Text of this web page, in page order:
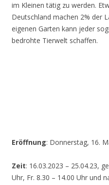
im Kleinen tätig zu werden.
Deutschland machen 2% der
eigenen Garten kann jeder
bedrohte Tierwelt schaffen.
Eröffnung: Donnerstag, 16.
Zeit: 16.03.2023 – 25.04.23,
Uhr, Fr. 8.30 – 14.00 Uhr und